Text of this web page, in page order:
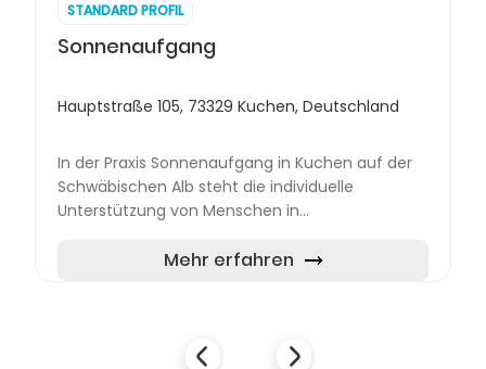
STANDARD PROFIL
Sonnenaufgang
Hauptstraße 105, 73329 Kuchen, Deutschland
In der Praxis Sonnenaufgang in Kuchen auf der
Schwäbischen Alb steht die individuelle
Unterstützung von Menschen in
Das Angebot umfasst Bewegung, Energie...
Mehr erfahren